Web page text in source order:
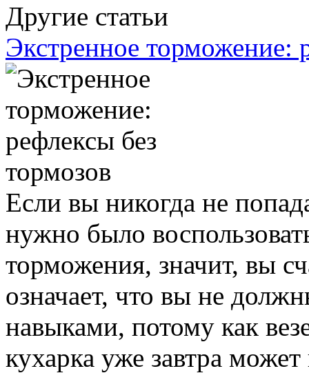
Другие статьи
Экстренное торможение:
Если вы никогда не
нужно было
торможения, значит, вы
означает, что вы не
навыками, потому как
кухарка уже завтра